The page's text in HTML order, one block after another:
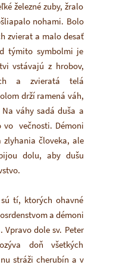
železné zuby, žralo
nohami. Bolo
zvierat a malo desať
týmito symbolmi je
vstávajú z hrobov,
a zvieratá telá
drží ramená váh,
váhy sadá duša a
vo večnosti. Démoni
človeka, ale
dolu, aby dušu
tí, ktorých ohavné
a démoni
dole sv. Peter
doň všetkých
stráži cherubín a v